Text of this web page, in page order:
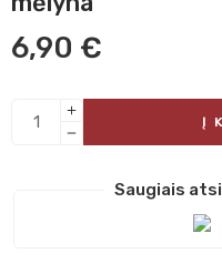
6,90 €
Į
Saugiais